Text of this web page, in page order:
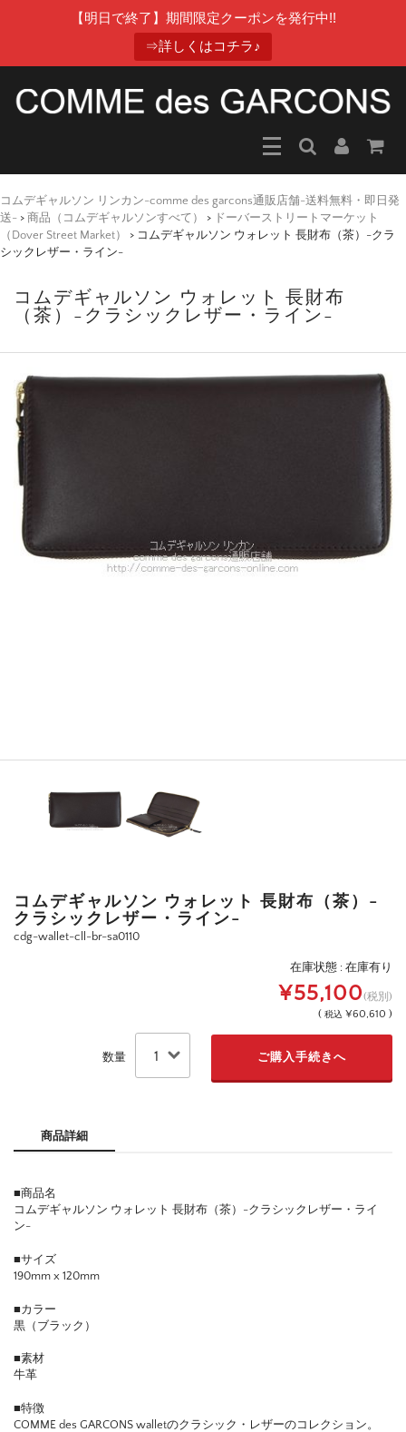
【明日で終了】期間限定クーポンを発行中!!
⇒詳しくはコチラ♪
コムデギャルソン リンカン-comme des garcons通販店舗-送料無料・即日発
送- > 商品（コムデギャルソンすべて） >
ドーバーストリートマーケット
（Dover Street Market）
> コムデギャルソン ウォレット 長財布（茶）-クラ
シックレザー・ライン-
コムデギャルソン ウォレット 長財布
（茶）-クラシックレザー・ライン-
コムデギャルソン ウォレット 長財布（茶）-
クラシックレザー・ライン-
cdg-wallet-cll-br-sa0110
在庫状態 : 在庫有り
¥55,100(税別)
( 税込 ¥60,610 )
数量
商品詳細
■商品名
コムデギャルソン ウォレット 長財布（茶）-クラシックレザー・ライ
ン-
■サイズ
190mm x 120mm
■カラー
黒（ブラック）
■素材
牛革
■特徴
COMME des GARCONS walletのクラシック・レザーのコレクション。